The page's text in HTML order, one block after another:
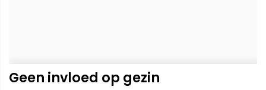
Geen invloed op gezin